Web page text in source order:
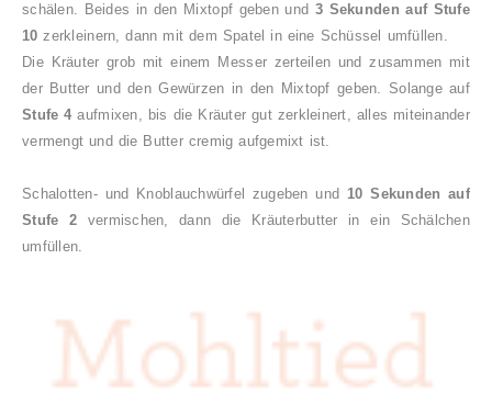
schälen. Beides in den Mixtopf geben und 3 Sekunden auf Stufe
10 zerkleinern, dann mit dem Spatel in eine Schüssel umfüllen.
Die Kräuter grob mit einem Messer zerteilen und zusammen mit
der Butter und den Gewürzen in den Mixtopf geben. Solange auf
Stufe 4 aufmixen, bis die Kräuter gut zerkleinert, alles miteinander
vermengt und die Butter cremig aufgemixt ist.
Schalotten- und Knoblauchwürfel zugeben und10 Sekunden auf
Stufe 2 vermischen, dann die Kräuterbutter in ein Schälchen
umfüllen.